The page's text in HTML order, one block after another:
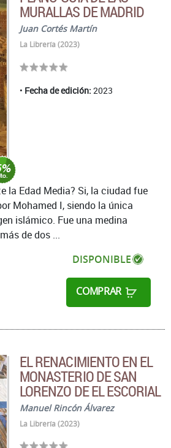
MURALLAS DE MADRID
Juan Cortés Martín
La Librería (2023)
Fecha de edición: 2023
DISPONIBLE
COMPRAR
la Edad Media? Si, la ciudad fue
Mohamed I, siendo la única
islámico. Fue una medina
de dos ...
EL RENACIMIENTO EN EL
MONASTERIO DE SAN
LORENZO DE EL ESCORIAL
Manuel Rincón Álvarez
La Librería (2023)